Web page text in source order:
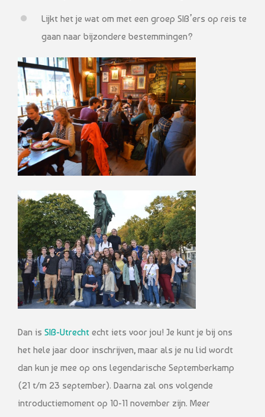
Lijkt het je wat om met een groep SIB’ers op reis te
gaan naar bijzondere bestemmingen?
Dan is SIB-Utrecht echt iets voor jou! Je kunt je bij ons
het hele jaar door inschrijven, maar als je nu lid wordt
dan kun je mee op ons legendarische Septemberkamp
(21 t/m 23 september). Daarna zal ons volgende
introductiemoment op 10-11 november zijn. Meer